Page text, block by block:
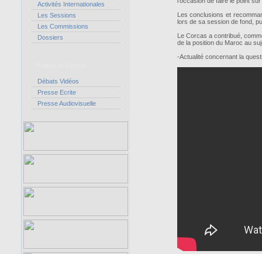
Activités Internationales
Les Sessions
Les Commissions
Dossiers
Débats Vidéos
Presse Ecrite
Presse Audiovisuelle
Les conclusions et
lors de sa session de fond,
Le Corcas a contribué,
de la position du Maroc au
-Actualité concernant la